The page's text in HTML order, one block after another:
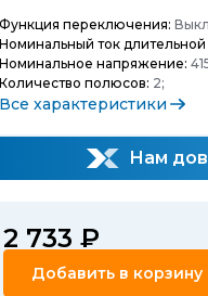
Функция переключения:
Номинальный ток длительной
Номинальное напряжение:
Количество полюсов: 2;
Все характеристики
Нам
2 733 ₽
Добавить в корзину